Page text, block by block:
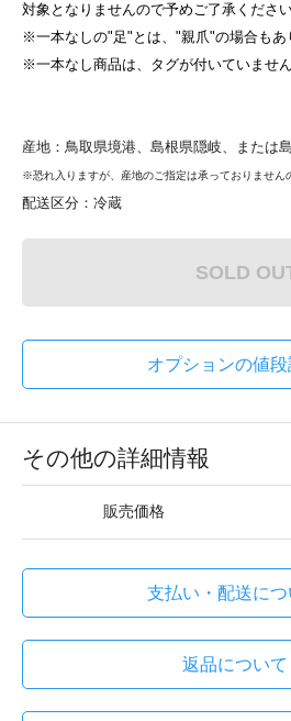
対象となりませんので予めご了承ください
※一本なしの"足"とは、"親爪"の場合もあ
※一本なし商品は、タグが付いていません
産地：鳥取県境港、島根県隠岐、または
※恐れ入りますが、産地のご指定は承っておりません
配送区分：冷蔵
SOLD
オプションの値段
その他の詳細情報
販売価格
支払い・配送につ
返品について